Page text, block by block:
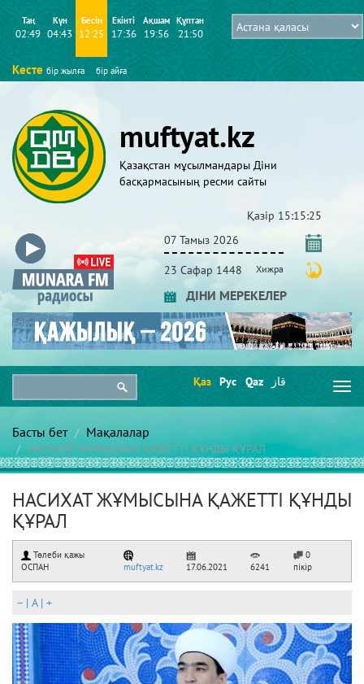
Таң
02:49
Күн
04:43
Бесін
12:25
Екінті
17:36
Ақшам
19:56
Құптан
21:50
Кесте бір жылға бір айға
muftyat.kz
Қазақстан мұсылмандары Діни
басқармасының ресми сайты
Қазір 15:15:26
07 Тамыз 2026
23 Сафар 1448 Хижра
ДІНИ МЕРЕКЕЛЕР
Қаз Рус Qaz قاز
Басты бет Мақалалар
НАСИХАТ ЖҰМЫСЫНА ҚАЖЕТТІ ҚҰНДЫ ҚҰРАЛ
НАСИХАТ ЖҰМЫСЫНА ҚАЖЕТТІ ҚҰНДЫ
ҚҰРАЛ
Төлеби қажы
ОСПАН
muftyat.kz 17.06.2021 6241
0
пікір
– | A| +